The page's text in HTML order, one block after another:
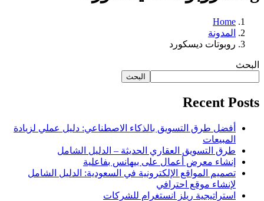
Home
المدونة
روبوتات ديسكورد
البحث
البحث
Recent Posts
أفضل طرق التسويق بالذكاء الاصطناعي: دليل عملي لزيادة
المبيعات
طرق التسويق العقاري الحديثة – الدليل الشامل
إنشاء معرض أعمال على بيهانس بفاعلية
تصميم المواقع الإلكترونية في السعودية: الدليل الشامل
لإنشاء موقع احترافي
استراتيجية ريلز انستغرام للشركات